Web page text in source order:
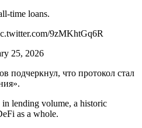
time loans.
9zMKhtGq6R
25, 2026
подчеркнул, что протокол стал
in lending volume, a historic
as a whole.